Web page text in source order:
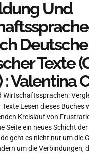
Und
Texte
: Valentina
Wirtschaftssprachen:
Lesen dieses Buches
Kreislauf von
Seite ein neues Schicht
geht es nicht nur um die
um die Verbindungen,